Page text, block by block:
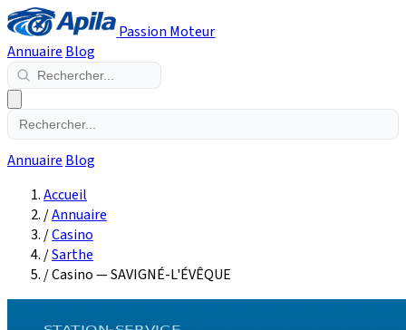
Passion Moteur
Annuaire Blog
Annuaire Blog
Accueil
/Annuaire
/Casino
/Sarthe
/Casino — SAVIGNÉ-L'ÉVÊQUE